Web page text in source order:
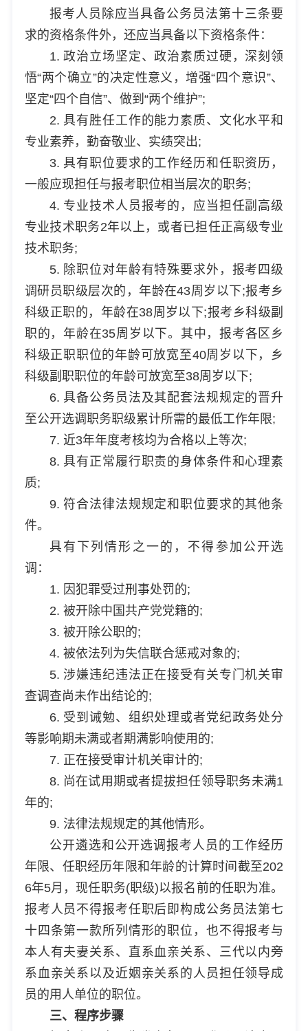
报考人员除应当具备公务员法第十三条要
求的资格条件外，还应当具备以下资格条件：
1. 政治立场坚定、政治素质过硬，深刻领
悟“两个确立”的决定性意义，增强“四个意识”、
坚定“四个自信”、做到“两个维护”;
2. 具有胜任工作的能力素质、文化水平和
专业素养，勤奋敬业、实绩突出;
3. 具有职位要求的工作经历和任职资历，
一般应现担任与报考职位相当层次的职务;
4. 专业技术人员报考的，应当担任副高级
专业技术职务2年以上，或者已担任正高级专业
技术职务;
5. 除职位对年龄有特殊要求外，报考四级
调研员职级层次的，年龄在43周岁以下;报考乡
科级正职的，年龄在38周岁以下;报考乡科级副
职的，年龄在35周岁以下。其中，报考各区乡
科级正职职位的年龄可放宽至40周岁以下，乡
科级副职职位的年龄可放宽至38周岁以下;
6. 具备公务员法及其配套法规规定的晋升
至公开选调职务职级累计所需的最低工作年限;
7. 近3年年度考核均为合格以上等次;
8. 具有正常履行职责的身体条件和心理素
质;
9. 符合法律法规规定和职位要求的其他条
件。
具有下列情形之一的，不得参加公开选
调：
1. 因犯罪受过刑事处罚的;
2. 被开除中国共产党党籍的;
3. 被开除公职的;
4. 被依法列为失信联合惩戒对象的;
5. 涉嫌违纪违法正在接受有关专门机关审
查调查尚未作出结论的;
6. 受到诫勉、组织处理或者党纪政务处分
等影响期未满或者期满影响使用的;
7. 正在接受审计机关审计的;
8. 尚在试用期或者提拔担任领导职务未满1
年的;
9. 法律法规规定的其他情形。
公开遴选和公开选调报考人员的工作经历
年限、任职经历年限和年龄的计算时间截至202
6年5月，现任职务(职级)以报名前的任职为准。
报考人员不得报考任职后即构成公务员法第七
十四条第一款所列情形的职位，也不得报考与
本人有夫妻关系、直系血亲关系、三代以内旁
系血亲关系以及近姻亲关系的人员担任领导成
员的用人单位的职位。
三、程序步骤